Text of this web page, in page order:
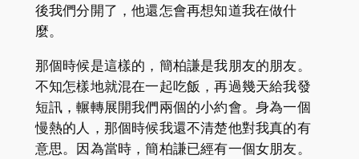
後我們分開了，他還怎會再想知道我在做什
麼。
那個時候是這樣的，簡柏謙是我朋友的朋友。
不知怎樣地就混在一起吃飯，再過幾天給我發
短訊，輾轉展開我們兩個的小約會。身為一個
慢熱的人，那個時候我還不清楚他對我真的有
意思。因為當時，簡柏謙已經有一個女朋友。